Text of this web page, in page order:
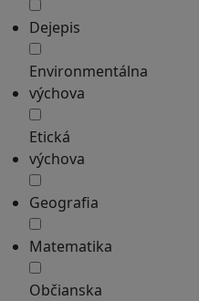
Dejepis
Environmentálna
výchova
Etická
výchova
Geografia
Matematika
Občianska